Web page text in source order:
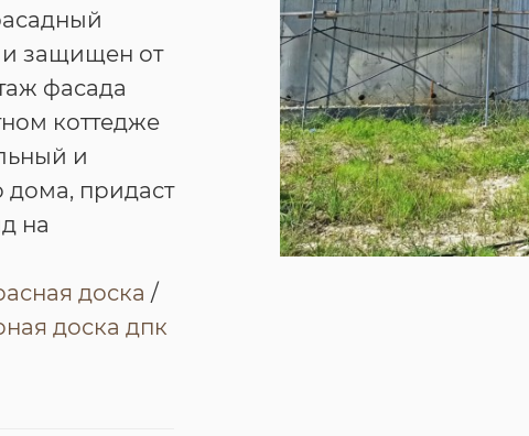
и защищен от
фасада
коттедже
и
придаст
на
доска /
доска дпк